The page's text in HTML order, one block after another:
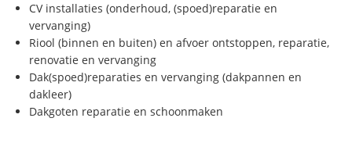
CV installaties (onderhoud, (spoed)reparatie en
vervanging)
Riool (binnen en buiten) en afvoer ontstoppen, reparatie,
renovatie en vervanging
Dak(spoed)reparaties en vervanging (dakpannen en
dakleer)
Dakgoten reparatie en schoonmaken